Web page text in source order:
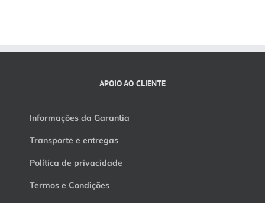
APOIO AO CLIENTE
Informações da Garantia
Transporte e entregas
Política de privacidade
Termos e Condições